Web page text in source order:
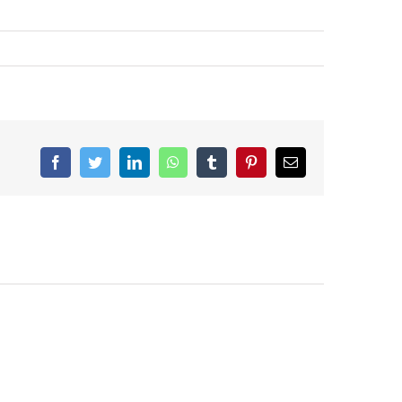
FacebookTwitterLinkedInWhatsAppTumblrPinterest
E-